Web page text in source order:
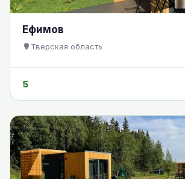
Ефимов
Тверская область
5